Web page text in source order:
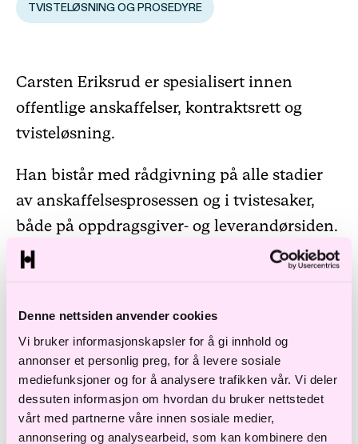
Denne nettsiden anvender cookies
Vi bruker informasjonskapsler for å gi innhold og
annonser et personlig preg, for å levere sosiale
mediefunksjoner og for å analysere trafikken vår. Vi deler
dessuten informasjon om hvordan du bruker nettstedet
vårt med partnerne våre innen sosiale medier,
annonsering og analysearbeid, som kan kombinere den
TVISTELØSNING OG PROSEDYRE
Carsten Eriksrud er spesialisert innen
offentlige anskaffelser, kontraktsrett og
tvisteløsning.
Han bistår med rådgivning på alle stadier
av anskaffelsesprosessen og i tvistesaker,
både på oppdragsgiver- og leverandørsiden.
Han kjenner anskaffelsesregelverket svært
utforming av gjeldende lov og forskrifter i
Nærings- og fiskeridepartementet. Han har
også bred erfaring med håndtering av
tvistesaker etter flere år som
dommerfullmektig og konstituert